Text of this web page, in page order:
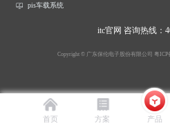
pis车载系统
itc官网 咨询热线：
Copyright © 广东保伦电子股份有限公司 粤ICP
首页 方案 产品